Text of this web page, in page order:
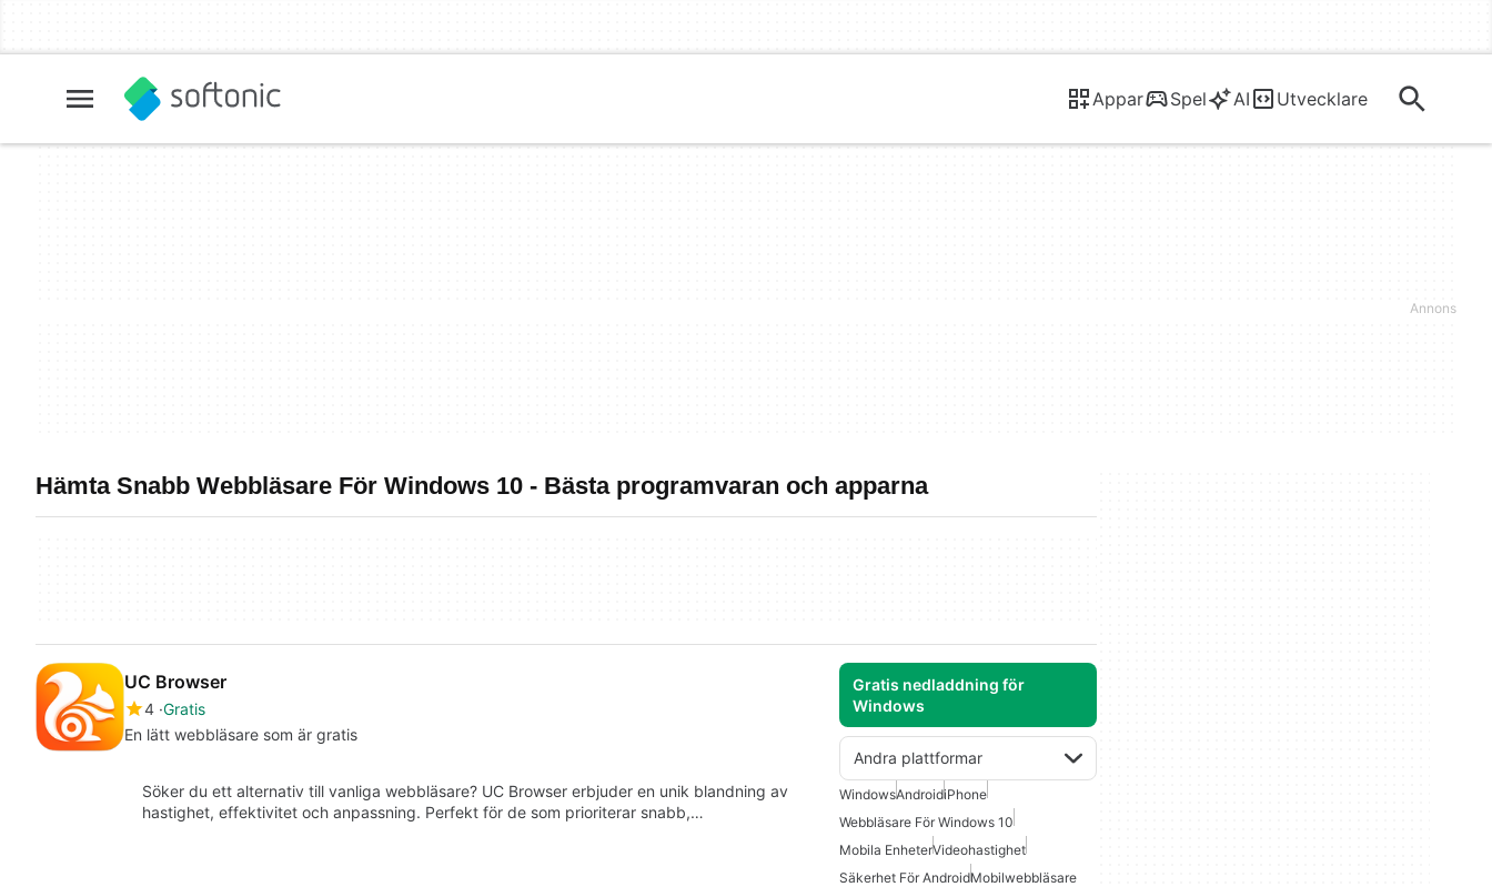
Appar Spel AI Utvecklare
Hämta Snabb Webbläsare För Windows 10 - Bästa programvaran och apparna
UC Browser
4 Gratis
En lätt webbläsare som är gratis
Gratis nedladdning för
Windows
Andra plattformar
Söker du ett alternativ till vanliga webbläsare? UC Browser erbjuder en unik blandning av
hastighet, effektivitet och anpassning. Perfekt för de som prioriterar snabb,…
WindowsAndroidiPhone
Webbläsare För Windows 10
Mobila EnheterVideohastighet
Säkerhet För AndroidMobilwebbläsare